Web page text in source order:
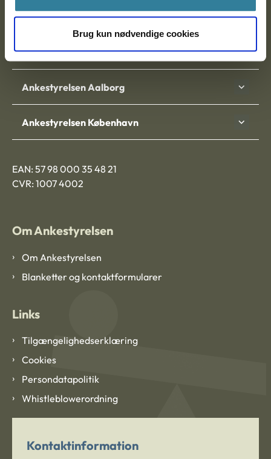
Brug kun nødvendige cookies
9000 Aalborg
Ankestyrelsen Aalborg
Ankestyrelsen København
EAN: 57 98 000 35 48 21
CVR: 1007 4002
Om Ankestyrelsen
Om Ankestyrelsen
Blanketter og kontaktformularer
Links
Tilgængelighedserklæring
Cookies
Persondatapolitik
Whistleblowerordning
Kontaktinformation